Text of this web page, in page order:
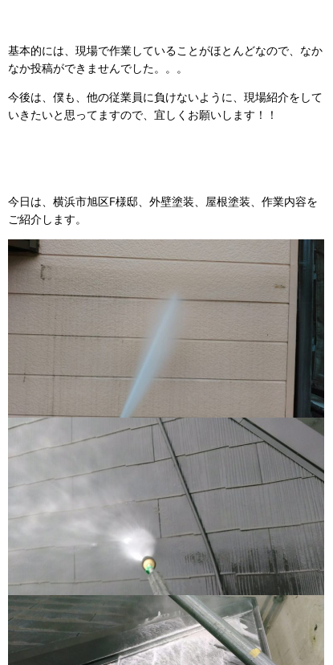
基本的には、現場で作業していることがほとんどなので、なか
なか投稿ができませんでした。。。
今後は、僕も、他の従業員に負けないように、現場紹介をして
いきたいと思ってますので、宜しくお願いします！！
今日は、横浜市旭区F様邸、外壁塗装、屋根塗装、作業内容を
ご紹介します。